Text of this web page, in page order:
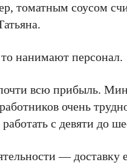
томатным соусом
нанимают персонал.
всю прибыль.
очень
с девяти до
—